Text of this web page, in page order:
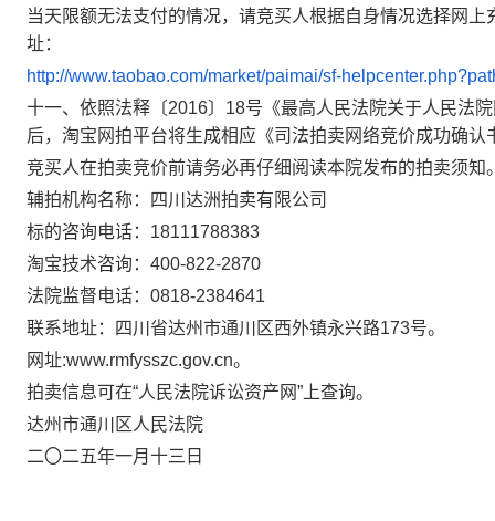
当天限额无法支付的情况，请竞买人根据自身情况选择网
址：
http://www.taobao.com/market/paimai/sf-
十一、依照法释〔2016〕18号《最高人民法院关于人民法
后，淘宝网拍平台将生成相应《司法拍卖网络竞价成功确
竞买人在拍卖竞价前请务必再仔细阅读本院发布的拍卖须知
辅拍机构名称：
四川达洲拍卖有限公司
标的咨询电话： 18111788383
淘宝技术咨询： 400-822-2870
法院监督电话： 0818-2384641
联系地址：四川省达州市通川区西外镇永兴路173号。
网址:www.rmfysszc.gov.cn。
拍卖信息可在“人民法院诉讼资产网”上查询。
达州市通川区人民法院
二〇二五年一月十三日